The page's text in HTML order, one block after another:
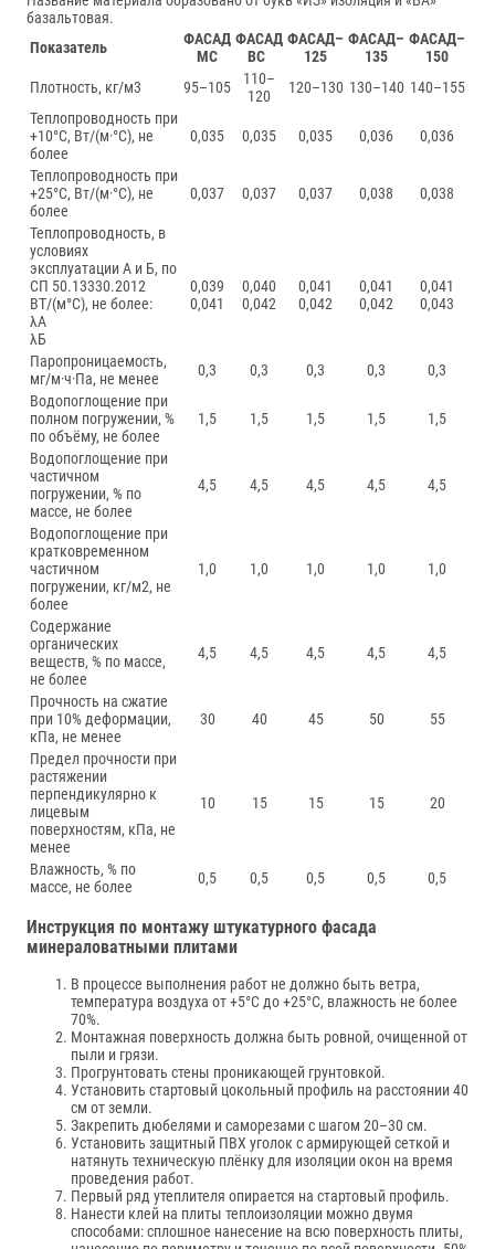
базальтовая.
Показатель
ФАСАД
МС
ФАСАД
ВС
ФАСАД–
125
ФАСАД–
135
ФАСАД–
150
Плотность, кг/м3
95–105
110–
120
120–130 130–140 140–155
Теплопроводность при
+10°C, Вт/(м·°C), не
более
0,035 0,035 0,035 0,036 0,036
Теплопроводность при
+25°C, Вт/(м·°C), не
более
0,037 0,037 0,037 0,038 0,038
Теплопроводность, в
условиях
эксплуатации А и Б, по
СП 50.13330.2012
ВТ/(м°C), не более:
λА
λБ
0,039
0,041
0,040
0,042
0,041
0,042
0,041
0,042
0,041
0,043
Паропроницаемость,
мг/м·ч·Па, не менее
0,3 0,3 0,3 0,3
0,3
Водопоглощение при
полном погружении, %
по объёму, не более
1,5 1,5 1,5 1,5 1,5
Водопоглощение при
частичном
погружении, % по
массе, не более
4,5 4,5 4,5 4,5 4,5
Водопоглощение при
кратковременном
частичном
погружении, кг/м2, не
более
1,0 1,0 1,0 1,0 1,0
Содержание
органических
веществ, % по массе,
не более
4,5 4,5 4,5 4,5 4,5
Прочность на сжатие
при 10% деформации,
кПа, не менее
30 40 45 50 55
Предел прочности при
растяжении
перпендикулярно к
лицевым
поверхностям, кПа, не
менее
10 15 15 15 20
Влажность, % по
массе, не более
0,5 0,5 0,5 0,5 0,5
Инструкция по монтажу штукатурного фасада
минераловатными плитами
В процессе выполнения работ не должно быть ветра,
температура воздуха от +5°С до +25°С, влажность не более
70%.
Монтажная поверхность должна быть ровной, очищенной от
пыли и грязи.
Прогрунтовать стены проникающей грунтовкой.
Установить стартовый цокольный профиль на расстоянии 40
см от земли.
Закрепить дюбелями и саморезами с шагом 20–30 см.
Установить защитный ПВХ уголок с армирующей сеткой и
натянуть техническую плёнку для изоляции окон на время
проведения работ.
Первый ряд утеплителя опирается на стартовый профиль.
Нанести клей на плиты теплоизоляции можно двумя
способами: сплошное нанесение на всю поверхность плиты,